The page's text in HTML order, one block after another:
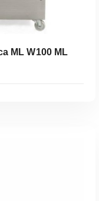
ML W100 ML